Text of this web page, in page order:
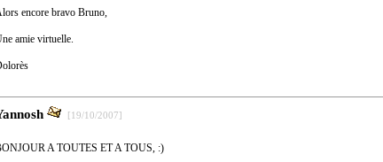
encore bravo Bruno,
amie virtuelle.
[19/10/2007]
A TOUTES ET A TOUS, :)